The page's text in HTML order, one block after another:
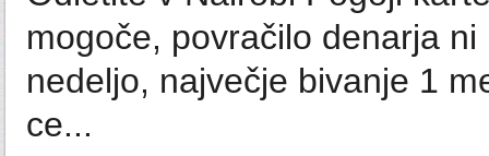
mogoče, povračilo denarja
nedeljo, največje bivanje 1
ce...